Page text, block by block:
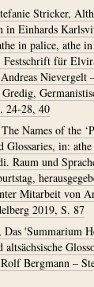
Stricker,
in Einhards
in palice, athe
Festschrift für
Andreas
24-28, 40
Names of the
Glossaries, in:
Raum und
Mitarbeit von
2019, S. 87
Das 'Summarium
altsächsische
Rolf Bergmann –